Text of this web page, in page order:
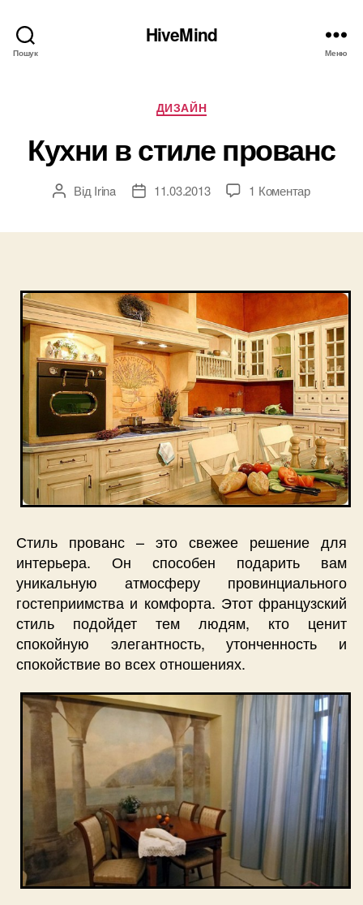
Пошук
HiveMind
Меню
Категорії
ДИЗАЙН
Кухни в стиле прованс
Автор
Від Irina
Дата11.03.2013 1 Коментардо
Стиль прованс – это свежее решение для
интерьера. Он способен подарить вам
уникальную атмосферу провинциального
гостеприимства и комфорта. Этот французский
стиль подойдет тем людям, кто ценит
спокойную элегантность, утонченность и
спокойствие во всех отношениях.